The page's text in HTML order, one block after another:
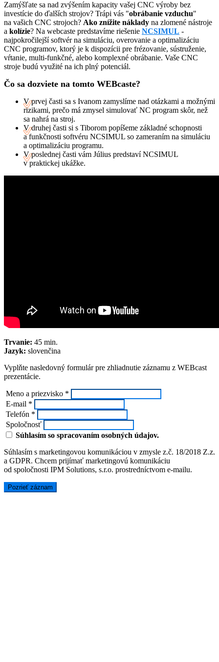
Zamýšľate sa nad zvýšením kapacity vašej CNC výroby bez
investície do ďalších strojov? Trápi vás "obrábanie vzduchu"
na vašich CNC strojoch? Ako znížite náklady na zlomené nástroje
a kolízie? Na webcaste predstavíme riešenie NCSIMUL -
najpokročilejší softvér na simuláciu, overovanie a optimalizáciu
CNC programov, ktorý je k dispozícii pre frézovanie, sústruženie,
vŕtanie, multi-funkčné, alebo komplexné obrábanie. Vaše CNC
stroje budú využité na ich plný potenciál.
Čo sa dozviete na tomto WEBcaste?
V prvej časti sa s Ivanom zamyslíme nad otázkami a možnými
rizikami, prečo má zmysel simulovať NC program skôr, než
sa nahrá na stroj.
V druhej časti si s Tiborom popíšeme základné schopnosti
a funkčnosti softvéru NCSIMUL so zameraním na simuláciu
a optimalizáciu programu.
V poslednej časti vám Július predstaví NCSIMUL
v praktickej ukážke.
Trvanie: 45 min.
Jazyk: slovenčina
Vyplňte nasledovný formulár pre zhliadnutie záznamu z WEBcast
prezentácie.
Meno a priezvisko *
E-mail *
Telefón *
Spoločnosť
Súhlasím so spracovaním osobných údajov.
Súhlasím s marketingovou komunikáciou v zmysle z.č. 18/2018 Z.z.
a GDPR. Chcem prijímať marketingovú komunikáciu
od spoločnosti IPM Solutions, s.r.o. prostredníctvom e-mailu.